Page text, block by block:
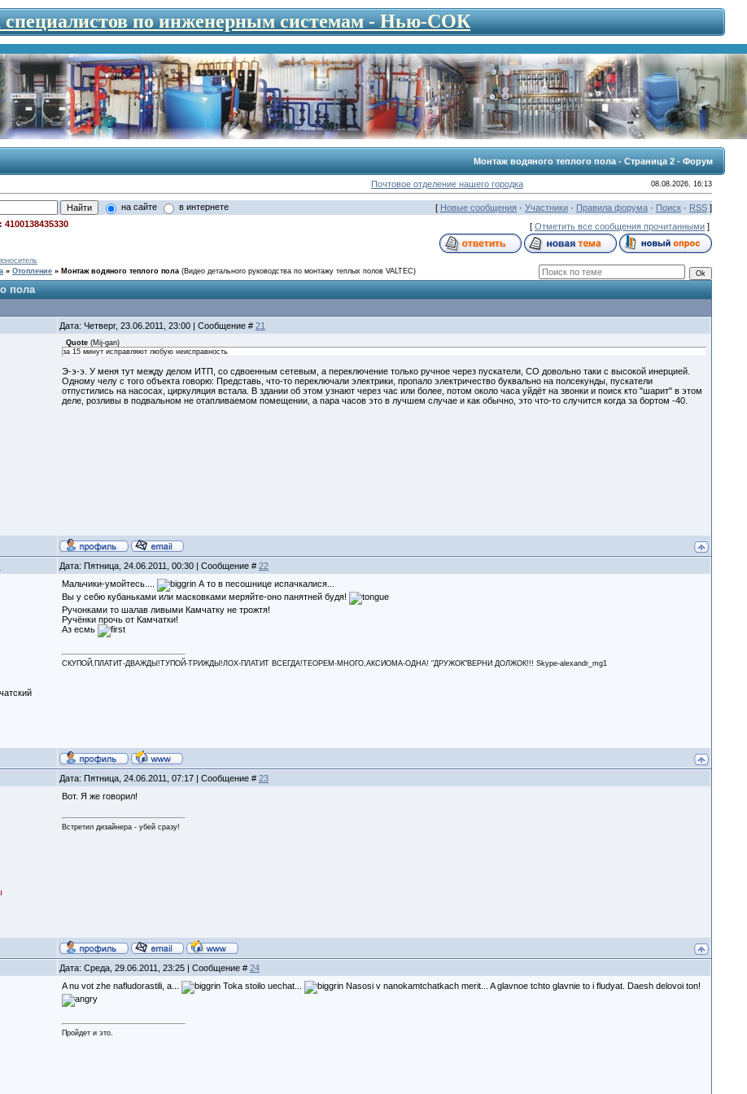
специалистов по инженерным системам - Нью-СОК
Монтаж водяного теплого пола - Страница 2 - Форум
Почтовое отделение нашего городка 08.08.2026, 16:13
на сайте в интернете [ Новые сообщения· Участники· Правила форума· Поиск· RSS]
[ Отметить все сообщения прочитанными]
» Отопление » Монтаж водяного теплого пола (Видео детального руководства по монтажу теплых полов VALTEC)
пола
Дата: Четверг, 23.06.2011, 23:00 | Сообщение # 21
Quote(Mij-gan)
за 15 минут исправляют любую неисправность
Э-э-э. У меня тут между делом ИТП, со сдвоенным сетевым, а переключение только ручное через пускатели, СО довольно таки с высокой инерцией.
Одному челу с того объекта говорю: Представь, что-то переключали электрики, пропало электричество буквально на полсекунды, пускатели
отпустились на насосах, циркуляция встала. В здании об этом узнают через час или более, потом около часа уйдёт на звонки и поиск кто "шарит" в этом
деле, розливы в подвальном не отапливаемом помещении, а пара часов это в лучшем случае и как обычно, это что-то случится когда за бортом -40.
Дата: Пятница, 24.06.2011, 00:30 | Сообщение # 22
Мальчики-умойтесь....
А то в песошнице испачкалися...
Вы у себю кубаньками или масковками меряйте-оно панятней будя!
Ручонками то шалав ливыми Камчатку не трожтя!
Ручёнки прочь от Камчатки!
Аз есмь
СКУПОЙ,ПЛАТИТ-ДВАЖДЫ!ТУПОЙ-ТРИЖДЫ!ЛОХ-ПЛАТИТ ВСЕГДА!ТЕОРЕМ-МНОГО,АКСИОМА-ОДНА! "ДРУЖОК"ВЕРНИ ДОЛЖОК!!! Skype-alexandr_mg1
Дата: Пятница, 24.06.2011, 07:17 | Сообщение # 23
Вот. Я же говорил!
Встретил дизайнера - убей сразу!
Дата: Среда, 29.06.2011, 23:25 | Сообщение # 24
A nu vot zhe nafludorastili, a... Toka stoilo uechat... Nasosi v nanokamtchatkach merit... A glavnoe tchto glavnie to i fludyat. Daesh delovoi ton!
Пройдет и это.